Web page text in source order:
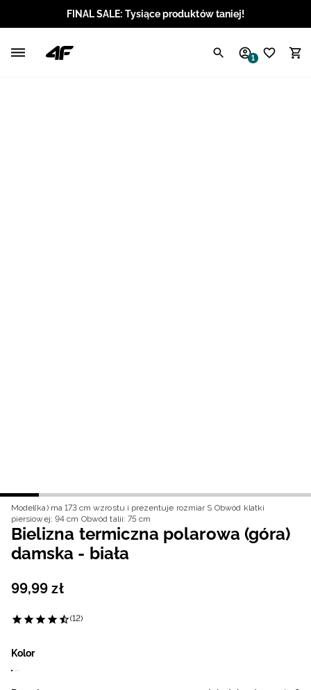
FINAL SALE: Tysiące produktów taniej!
1
Model(ka) ma 173 cm wzrostu i prezentuje rozmiar S Obwód klatki
piersiowej: 94 cm Obwód talii: 75 cm
Bielizna termiczna polarowa (góra)
damska - biała
99,99 zł
(12)
Kolor